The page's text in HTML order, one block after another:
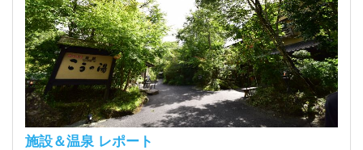
施設＆温泉 レポート